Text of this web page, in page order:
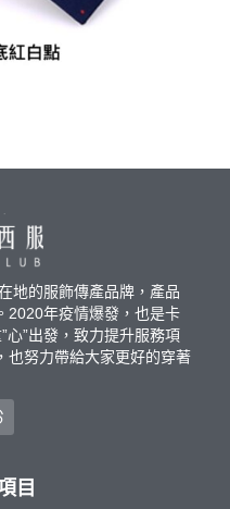
地的服飾傳產品牌，產品
2020年疫情爆發，也是卡
心”出發，致力提升服務項
也努力帶給大家更好的穿著
目